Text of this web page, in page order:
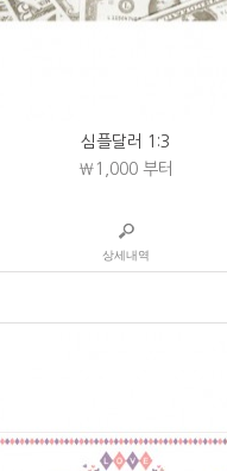
심플달러 1:3
₩1,000부터
상세내역